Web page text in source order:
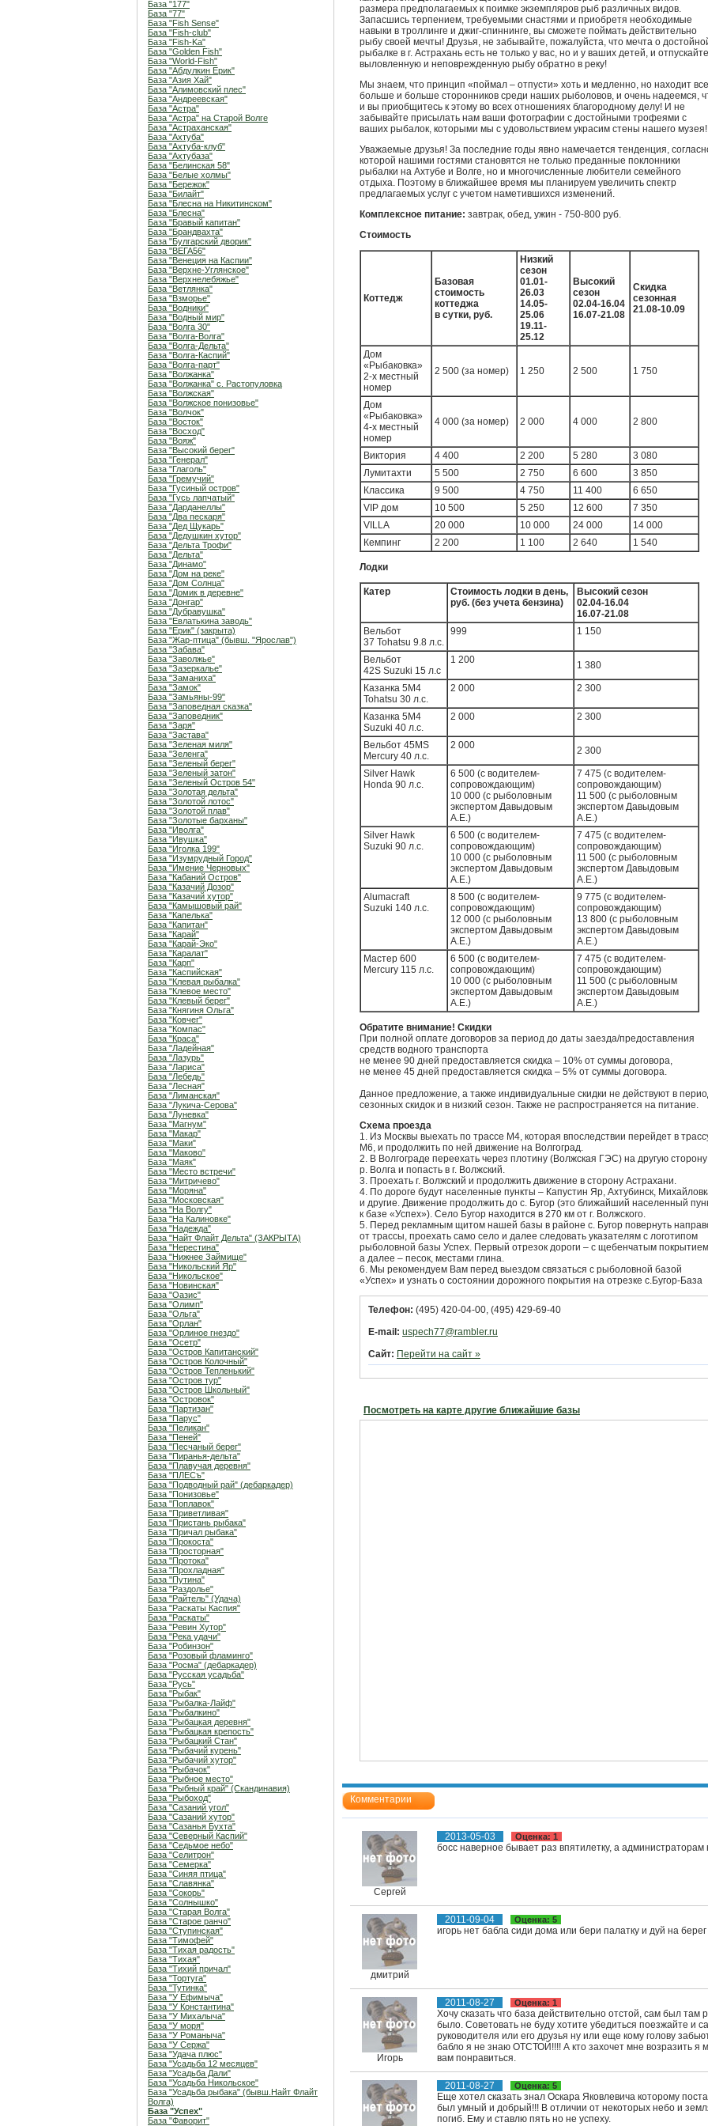
База "177"
База "77"
База "Fish Sense"
База "Fish-club"
База "Fish-Ka"
База "Golden Fish"
База "World-Fish"
База "Абдулкин Ерик"
База "Азия Хай"
База "Алимовский плес"
База "Андреевская"
База "Астра"
База "Астра" на Старой Волге
База "Астраханская"
База "Ахтуба"
База "Ахтуба-клуб"
База "Ахтубаза"
База "Белинская 58"
База "Белые холмы"
База "Бережок"
База "Билайт"
База "Блесна на Никитинском"
База "Блесна"
База "Бравый капитан"
База "Брандвахта"
База "Булгарский дворик"
База "ВЕГА56"
База "Венеция на Каспии"
База "Верхне-Углянское"
База "Верхнелебяжье"
База "Ветлянка"
База "Взморье"
База "Водники"
База "Водный мир"
База "Волга 30"
База "Волга-Волга"
База "Волга-Дельта"
База "Волга-Каспий"
База "Волга-парт"
База "Волжанка"
База "Волжанка" с. Растопуловка
База "Волжская"
База "Волжское понизовье"
База "Волчок"
База "Восток"
База "Восход"
База "Вояж"
База "Высокий берег"
База "Генерал"
База "Глаголь"
База "Гремучий"
База "Гусиный остров"
База "Гусь лапчатый"
База "Дарданеллы"
База "Два пескаря"
База "Дед Щукарь"
База "Дедушкин хутор"
База "Дельта Трофи"
База "Дельта"
База "Динамо"
База "Дом на реке"
База "Дом Солнца"
База "Домик в деревне"
База "Донгар"
База "Дубравушка"
База "Евлатькина заводь"
База "Ерик" (закрыта)
База "Жар-птица" (бывш. "Ярослав")
База "Забава"
База "Заволжье"
База "Зазеркалье"
База "Заманиха"
База "Замок"
База "Замьяны-99"
База "Заповедная сказка"
База "Заповедник"
База "Заря"
База "Застава"
База "Зеленая миля"
База "Зеленга"
База "Зеленый берег"
База "Зеленый затон"
База "Зеленый Остров 54"
База "Золотая дельта"
База "Золотой лотос"
База "Золотой плав"
База "Золотые барханы"
База "Иволга"
База "Ивушка"
База "Иголка 199"
База "Изумрудный Город"
База "Имение Черновых"
База "Кабаний Остров"
База "Казачий Дозор"
База "Казачий хутор"
База "Камышовый рай"
База "Капелька"
База "Капитан"
База "Карай"
База "Карай-Эко"
База "Каралат"
База "Карп"
База "Каспийская"
База "Клевая рыбалка"
База "Клевое место"
База "Клевый берег"
База "Княгиня Ольга"
База "Ковчег"
База "Компас"
База "Краса"
База "Ладейная"
База "Лазурь"
База "Лариса"
База "Лебедь"
База "Лесная"
База "Лиманская"
База "Лукича-Серова"
База "Луневка"
База "Магнум"
База "Макар"
База "Маки"
База "Маково"
База "Маяк"
База "Место встречи"
База "Митричево"
База "Моряна"
База "Московская"
База "На Волгу"
База "На Калиновке"
База "Надежда"
База "Найт Флайт Дельта" (ЗАКРЫТА)
База "Нерестина"
База "Нижнее Займище"
База "Никольский Яр"
База "Никольское"
База "Новинская"
База "Оазис"
База "Олимп"
База "Ольга"
База "Орлан"
База "Орлиное гнездо"
База "Осетр"
База "Остров Капитанский"
База "Остров Колочный"
База "Остров Тепленький"
База "Остров тур"
База "Остров Школьный"
База "Островок"
База "Партизан"
База "Парус"
База "Пеликан"
База "Пеней"
База "Песчаный берег"
База "Пиранья-дельта"
База "Плавучая деревня"
База "ПЛЕСъ"
База "Подводный рай" (дебаркадер)
База "Понизовье"
База "Поплавок"
База "Приветливая"
База "Пристань рыбака"
База "Причал рыбака"
База "Прокоста"
База "Просторная"
База "Протока"
База "Прохладная"
База "Путина"
База "Раздолье"
База "Райтель" (Удача)
База "Раскаты Каспия"
База "Раскаты"
База "Ревин Хутор"
База "Река удачи"
База "Робинзон"
База "Розовый фламинго"
База "Росма" (дебаркадер)
База "Русская усадьба"
База "Русь"
База "Рыбак"
База "Рыбалка-Лайф"
База "Рыбалкино"
База "Рыбацкая деревня"
База "Рыбацкая крепость"
База "Рыбацкий Стан"
База "Рыбачий курень"
База "Рыбачий хутор"
База "Рыбачок"
База "Рыбное место"
База "Рыбный край" (Скандинавия)
База "Рыбоход"
База "Сазаний угол"
База "Сазаний хутор"
База "Сазанья Бухта"
База "Северный Каспий"
База "Седьмое небо"
База "Селитрон"
База "Семерка"
База "Синяя птица"
База "Славянка"
База "Сокорь"
База "Солнышко"
База "Старая Волга"
База "Старое ранчо"
База "Ступинская"
База "Тимофей"
База "Тихая радость"
База "Тихая"
База "Тихий причал"
База "Тортуга"
База "Тутинка"
База "У Ефимыча"
База "У Константина"
База "У Михалыча"
База "У моря"
База "У Романыча"
База "У Сержа"
База "Удача плюс"
База "Усадьба 12 месяцев"
База "Усадьба Дали"
База "Усадьба Никольское"
База "Усадьба рыбака" (бывш.Найт Флайт
Волга)
База "Успех"
База "Фаворит"
размера предполагаемых к поимке экземпляров рыб различных видов.
Запасшись терпением, требуемыми снастями и приобретя необходимые
навыки в троллинге и джиг-спиннинге, вы сможете поймать действительно
рыбу своей мечты! Друзья, не забывайте, пожалуйста, что мечта о
рыбалке в г. Астрахань есть не только у вас, но и у ваших детей, и отпускайте
выловленную и неповрежденную рыбу обратно в реку!
Мы знаем, что принцип «поймал – отпусти» хоть и медленно, но находит все
больше и больше сторонников среди наших рыболовов, и очень надеемся,
и вы приобщитесь к этому во всех отношениях благородному делу! И не
забывайте присылать нам ваши фотографии с достойными трофеями с
ваших рыбалок, которыми мы с удовольствием украсим стены нашего музея!
Уважаемые друзья! За последние годы явно намечается тенденция,
которой нашими гостями становятся не только преданные поклонники
рыбалки на Ахтубе и Волге, но и многочисленные любители семейного
отдыха. Поэтому в ближайшее время мы планируем увеличить спектр
предлагаемых услуг с учетом наметившихся изменений.
Комплексное питание: завтрак, обед, ужин - 750-800 руб.
Стоимость
Коттедж
Базовая
стоимость
коттеджа
в сутки, руб.
Низкий
сезон
01.01-
26.03
14.05-
25.06
19.11-
25.12
Высокий
сезон
02.04-16.04
16.07-21.08
Скидка
сезонная
21.08-10.09
Дом
«Рыбаковка»
2-х местный
номер
2 500 (за номер) 1 250 2 500 1 750
Дом
«Рыбаковка»
4-х местный
номер
4 000 (за номер) 2 000 4 000 2 800
Виктория 4 400 2 200 5 280
3 080
Лумитахти
5 500 2 750 6 600
3 850
Классика
9 500 4 750 11 400
6 650
VIP дом
10 500 5 250 12 600
7 350
VILLA
20 000 10 000 24 000
14 000
Кемпинг
2 200 1 100 2 640 1 540
Лодки
Катер
Стоимость лодки в день,
руб. (без учета бензина)
Высокий сезон
02.04-16.04
16.07-21.08
Вельбот
37 Tohatsu 9.8 л.с.
999 1 150
Вельбот
42S Suzuki 15 л.с
1 200 1 380
Казанка 5M4
Tohatsu 30 л.с.
2 000 2 300
Казанка 5M4
Suzuki 40 л.с.
2 000 2 300
Вельбот 45MS
Mercury 40 л.с.
2 000 2 300
Silver Hawk
Honda 90 л.с.
6 500 (с водителем-
сопровождающим)
10 000 (с рыболовным
экспертом Давыдовым
А.Е.)
7 475 (с водителем-
сопровождающим)
11 500 (с рыболовным
экспертом Давыдовым
А.Е.)
Silver Hawk
Suzuki 90 л.с.
6 500 (с водителем-
сопровождающим)
10 000 (с рыболовным
экспертом Давыдовым
А.Е.)
7 475 (с водителем-
сопровождающим)
11 500 (с рыболовным
экспертом Давыдовым
А.Е.)
Alumacraft
Suzuki 140 л.с.
8 500 (с водителем-
сопровождающим)
12 000 (с рыболовным
экспертом Давыдовым
А.Е.)
9 775 (с водителем-
сопровождающим)
13 800 (с рыболовным
экспертом Давыдовым
А.Е.)
Мастер 600
Mercury 115 л.с.
6 500 (с водителем-
сопровождающим)
10 000 (с рыболовным
экспертом Давыдовым
А.Е.)
7 475 (с водителем-
сопровождающим)
11 500 (с рыболовным
экспертом Давыдовым
А.Е.)
Обратите внимание! Скидки
При полной оплате договоров за период до даты заезда/предоставления
средств водного транспорта
не менее 90 дней предоставляется скидка – 10% от суммы договора,
не менее 45 дней предоставляется скидка – 5% от суммы договора.
Данное предложение, а также индивидуальные скидки не действуют в
сезонных скидок и в низкий сезон. Также не распространяется на питание.
Схема проезда
1. Из Москвы выехать по трассе М4, которая впоследствии перейдет в
М6, и продолжить по ней движение на Волгоград.
2. В Волгограде переехать через плотину (Волжская ГЭС) на другую сторону
р. Волга и попасть в г. Волжский.
3. Проехать г. Волжский и продолжить движение в сторону Астрахани.
4. По дороге будут населенные пункты – Капустин Яр, Ахтубинск,
и другие. Движение продолжить до с. Бугор (это ближайший населенный
к базе «Успех»). Село Бугор находится в 270 км от г. Волжского.
5. Перед рекламным щитом нашей базы в районе с. Бугор повернуть
от трассы, проехать само село и далее следовать указателям с логотипом
рыболовной базы Успех. Первый отрезок дороги – с щебенчатым
а далее – песок, местами глина.
6. Мы рекомендуем Вам перед выездом связаться с рыболовной базой
«Успех» и узнать о состоянии дорожного покрытия на отрезке с.Бугор-База
Телефон: (495) 420-04-00, (495) 429-69-40
E-mail: uspech77@rambler.ru
Сайт: Перейти на сайт »
Посмотреть на карте другие ближайшие базы
Комментарии
Сергей
2013-05-03 Оценка: 1
босс наверное бывает раз впятилетку, а
дмитрий
2011-09-04 Оценка: 5
игорь нет бабла сиди дома или бери палатку и дуй на
Игорь
2011-08-27 Оценка: 1
Хочу сказать что база действительно отстой, сам был там
было. Советовать не буду хотите убедиться поезжайте и
руководителя или его друзья ну или еще кому голову
бабло я не знаю ОТСТОЙ!!!! А кто захочет мне возразить я
вам понравиться.
2011-08-27 Оценка: 5
Еще хотел сказать знал Оскара Яковлевича которому
был умный и добрый!!! В отличии от некоторых небо и
погиб. Ему и ставлю пять но не успеху.